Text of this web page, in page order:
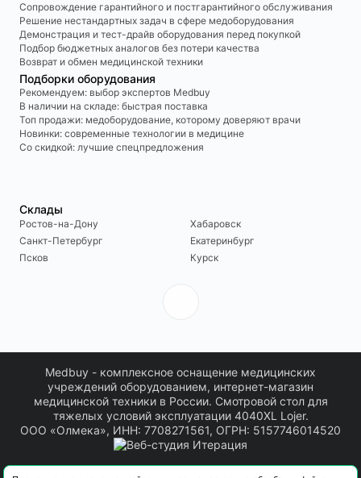
Сопровождение гарантийного и постгарантийного обслуживания
Решение нестандартных задач в сфере медоборудования
Демонстрация и тест-драйв оборудования перед покупкой
Подбор бюджетных аналогов без потери качества
Возврат и обмен медицинской техники
Подборки оборудования
Рекомендуем: выбор экспертов Medbuy
В наличии на складе: быстрая поставка
Топ продажи: медоборудование, которому доверяют врачи
Новинки: современные технологии в медицине
Со скидкой: лучшие спецпредложения
Склады
Ростов-на-Дону
Санкт-Петербург
Псков
Хабаровск
Екатеринбург
Курск
Medbuy - комплексное оснащение медицинских
учреждений оборудованием, интернет-магазин
медицинской техники в России. Смотровой стол для
тяжелых условий эксплуатации 4040XL Lojer.
ООО «Олмека», ИНН: 7708271561, ОГРН: 5157746014520